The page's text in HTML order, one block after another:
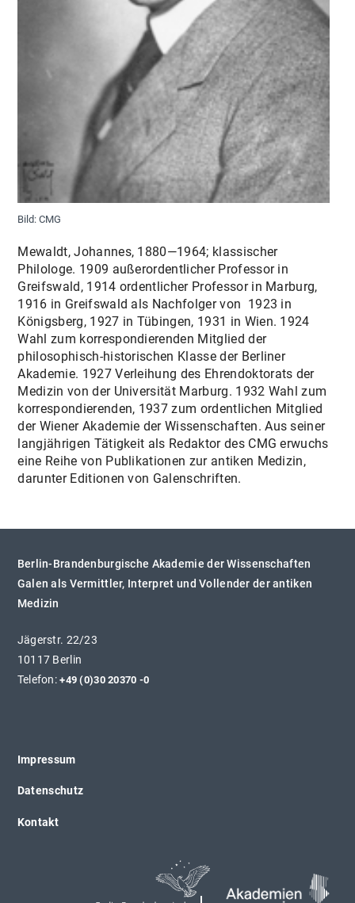
Bild: CMG
Mewaldt, Johannes, 1880—1964; klassischer
Philologe. 1909 außerordentlicher Professor in
Greifswald, 1914 ordentlicher Professor in Marburg,
1916 in Greifswald als Nachfolger von 1923 in
Königsberg, 1927 in Tübingen, 1931 in Wien. 1924
Wahl zum korrespondierenden Mitglied der
philosophisch-historischen Klasse der Berliner
Akademie. 1927 Verleihung des Ehrendoktorats der
Medizin von der Universität Marburg. 1932 Wahl zum
korrespondierenden, 1937 zum ordentlichen Mitglied
der Wiener Akademie der Wissenschaften. Aus seiner
langjährigen Tätigkeit als Redaktor des CMG erwuchs
eine Reihe von Publikationen zur antiken Medizin,
darunter Editionen von Galenschriften.
Berlin-Brandenburgische Akademie der Wissenschaften
Galen als Vermittler, Interpret und Vollender der antiken
Medizin
Jägerstr. 22/23
10117 Berlin
Telefon:+49 (0)30 20370 -0
Impressum
Datenschutz
Kontakt